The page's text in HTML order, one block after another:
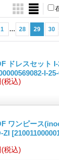
1 ... 28 29 30
ドレスセット
I-
(税込)
ワンピース
ZI
(税込)